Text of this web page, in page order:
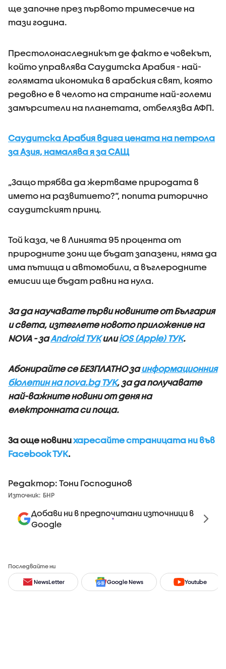
ще започне през първото тримесечие на
тази година.
Престолонаследникът де факто е човекът,
който управлява Саудитска Арабия - най-
голямата икономика в арабския свят, която
редовно е в челото на страните най-големи
замърсители на планетата, отбелязва АФП.
Саудитска Арабия вдига цената на петрола
за Азия, намалява я за САЩ
„Защо трябва да жертваме природата в
името на развитието?“, попита риторично
саудитският принц.
Той каза, че в Линията 95 процента от
природните зони ще бъдат запазени, няма да
има пътища и автомобили, а въглеродните
емисии ще бъдат равни на нула.
За да научавате първи новините от България
и света, изтеглете новото приложение на
NOVA - заAndroid ТУКилиiOS (Apple) ТУК.
Абонирайте се БЕЗПЛАТНО заинформационния
бюлетин на nova.bg ТУК, за да получавате
най-важните новини от деня на
електронната си поща.
За още новинихаресайте страницата ни във
Facebook ТУК.
Редактор: Тони Господинов
Източник: БНР
Добави ни в предпочитани източници в
Google
Последвайте ни
NewsLetter Google News Youtube